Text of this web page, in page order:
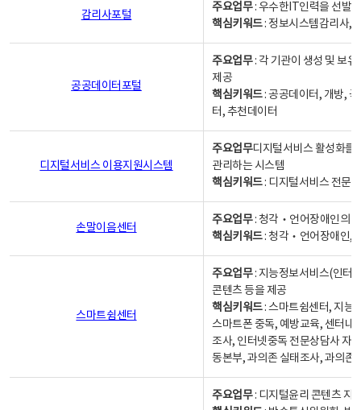
감리사포털
주요업무: 우수한IT인력을 선발
핵심키워드: 정보시스템감리사,
공공데이터포털
주요업무: 각 기관이 생성 및 보
제공
핵심키워드: 공공데이터, 개방,
터, 추천데이터
디지털서비스 이용지원시스템
주요업무디지털서비스 활성화를
관리하는 시스템
핵심키워드: 디지털서비스 전문
손말이음센터
주요업무: 청각‧언어장애인의
핵심키워드: 청각‧언어장애인,
스마트쉼센터
주요업무: 지능정보서비스(인터
콘텐츠 등을 제공
핵심키워드: 스마트쉼센터, 지능
스마트폰 중독, 예방교육, 센터내
조사, 인터넷중독 전문상담사 자
동본부, 과의존 실태조사, 과의존
주요업무: 디지털윤리 콘텐츠 지